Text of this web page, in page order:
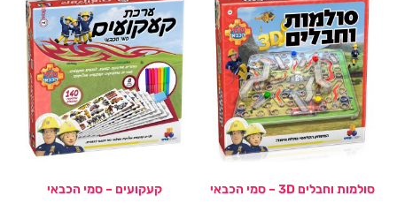
סולמות וחבלים 3D – סמי הכבאי קעקועים – סמי הכבאי